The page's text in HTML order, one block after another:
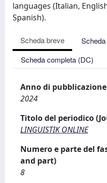
languages (Italian,
Spanish).
Scheda breve
Scheda completa (DC)
Anno di
2024
Titolo del periodico
LINGUISTIK ONLINE
Numero e parte del
and part)
8